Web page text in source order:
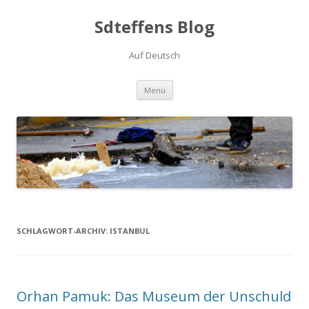
Sdteffens Blog
Auf Deutsch
Menü Zum Inhalt springen
SCHLAGWORT-ARCHIV: ISTANBUL
Orhan Pamuk: Das Museum der Unschuld